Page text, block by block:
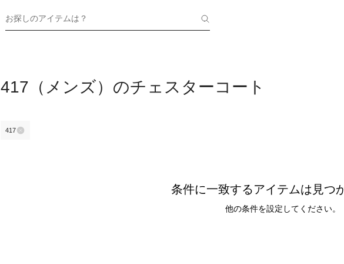
お探しのアイテムは？
417（メンズ）のチェスターコート
417
条件に一致するアイテムは見つ
他の条件を設定してください。